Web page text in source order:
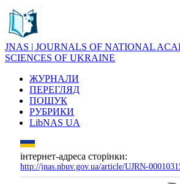
JNAS | JOURNALS OF NATIONAL
SCIENCES OF UKRAINE
ЖУРНАЛИ
ПЕРЕГЛЯД
ПОШУК
РУБРИКИ
LibNAS UA
інтернет-адреса сторінки:
http://jnas.nbuv.gov.ua/article/UJRN-